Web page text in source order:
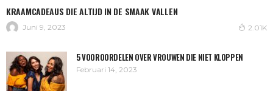
KRAAMCADEAUS DIE ALTIJD IN DE SMAAK VALLEN
Juni 9, 2023 2.01K
5 VOOROORDELEN OVER VROUWEN DIE NIET KLOPPEN
Februari 14, 2023